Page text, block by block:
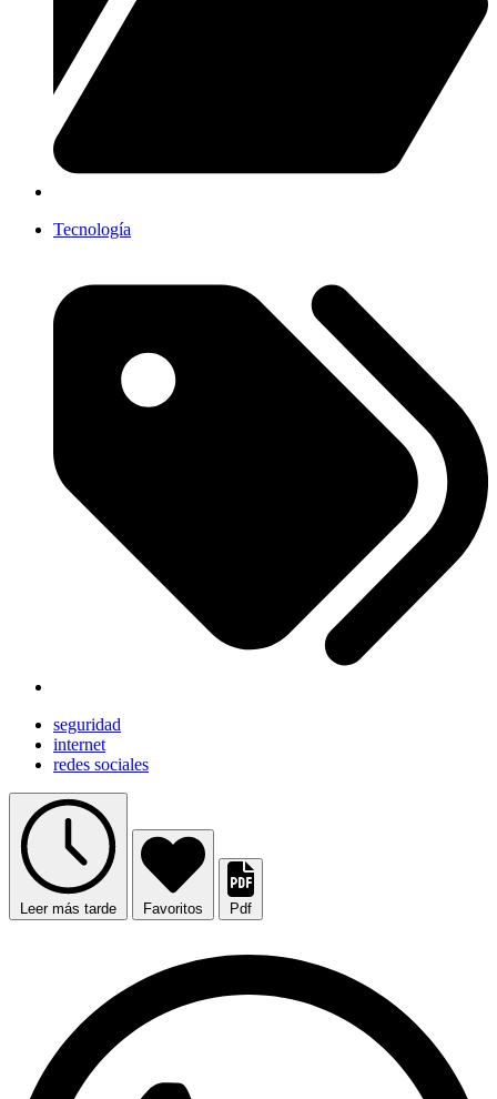
Tecnología
seguridad
internet
redes sociales
Leer más tarde Favoritos Pdf